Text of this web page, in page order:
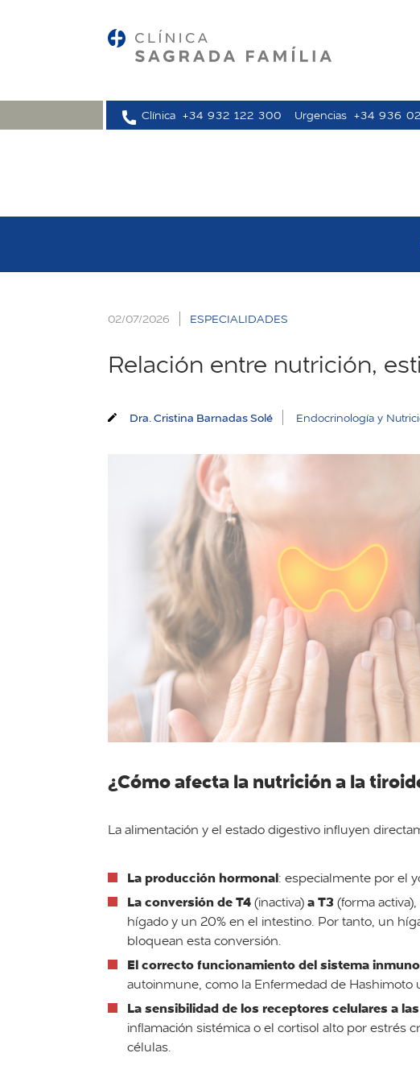
Clínica +34 932 122 300 Urgencias +34 936
02/07/2026 ESPECIALIDADES
Relación entre nutrición,
Dra. Cristina Barnadas Solé Endocrinología y
¿Cómo afecta la nutrición a la
La alimentación y el estado digestivo influyen
La producción hormonal: especialmente por el
La conversión de T4(inactiva)a T3 (forma
hígado y un 20% en el intestino. Por tanto, un
bloquean esta conversión.
El correcto funcionamiento del sistema
autoinmune, como la Enfermedad de Hashimoto
La sensibilidad de los receptores celulares a
inflamación sistémica o el cortisol alto por estrés
células.